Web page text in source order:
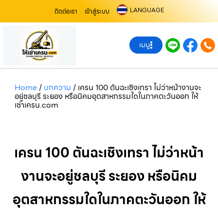
ติดต่อเรา เข้าสู่ระบบ LANGUAGE
เมนู
Home/ บทความ / เครน 100 ตันฉะเชิงเทรา ไม่ว่าหน้างานจะ
อยู่ชลบุรี ระยอง หรือนิคมอุตสาหกรรมใดในภาคตะวันออก ให้
เช่าเครน.com
เครน 100 ตันฉะเชิงเทรา ไม่ว่าหน้า
งานจะอยู่ชลบุรี ระยอง หรือนิคม
อุตสาหกรรมใดในภาคตะวันออก ให้